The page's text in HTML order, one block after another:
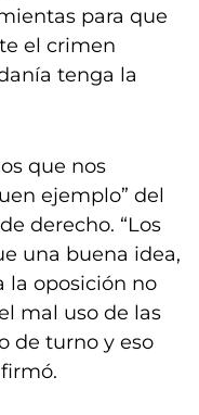
para que
el crimen
tenga la
que nos
ejemplo” del
derecho. “Los
una buena idea,
la oposición no
mal uso de las
de turno y eso